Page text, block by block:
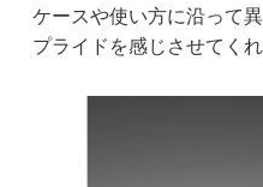
ケースや使い方に沿って
プライドを感じさせてくれ